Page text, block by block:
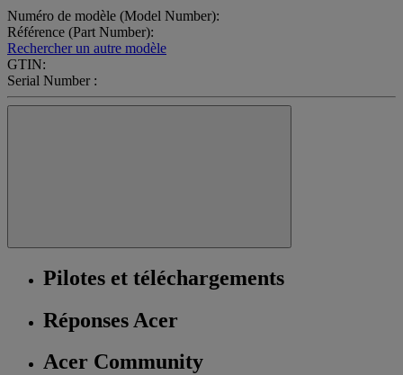
Numéro de modèle (Model Number):
Référence (Part Number):
Rechercher un autre modèle
GTIN:
Serial Number :
Pilotes et téléchargements
Réponses Acer
Acer Community